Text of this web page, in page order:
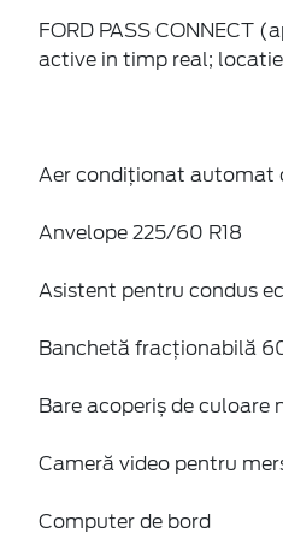
FORD PASS CONNECT
active in timp real;
Aer condiţionat automat
Anvelope 225/60 R18
Asistent pentru condus
Banchetă fracționabilă
Bare acoperiș de culoare
Cameră video pentru
Computer de bord